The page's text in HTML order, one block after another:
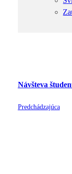
Predchádzajúca
Návšteva